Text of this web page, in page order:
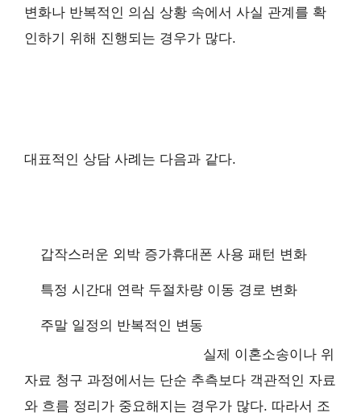
변화나 반복적인 의심 상황 속에서 사실 관계를 확
인하기 위해 진행되는 경우가 많다.
대표적인 상담 사례는 다음과 같다.
갑작스러운 외박 증가휴대폰 사용 패턴 변화
특정 시간대 연락 두절 차량 이동 경로 변화
주말 일정의 반복적인 변동
실제 이혼소송이나 위
자료 청구 과정에서는 단순 추측보다 객관적인 자료
와 흐름 정리가 중요해지는 경우가 많다. 따라서 조